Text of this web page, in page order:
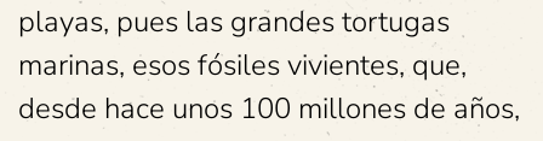
playas, pues las grandes tortugas
marinas, esos fósiles vivientes, que,
desde hace unos 100 millones de años,